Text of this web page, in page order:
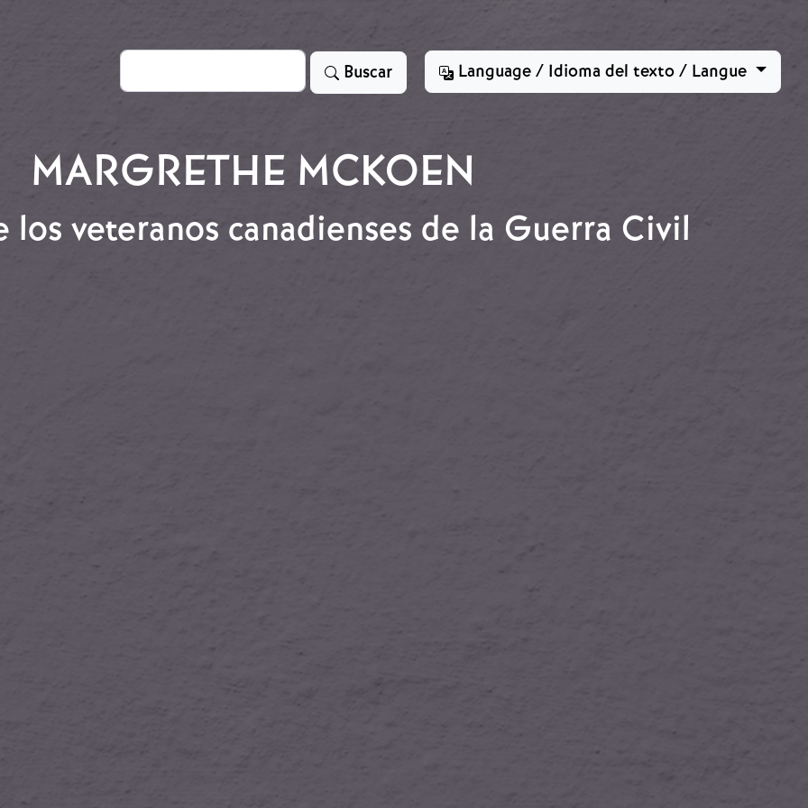
Search Buscar Language / Idioma del texto / Langue
MARGRETHE MCKOEN
los veteranos canadienses de la Guerra Civil
los veteranos canadienses de la Guerra Civil Española